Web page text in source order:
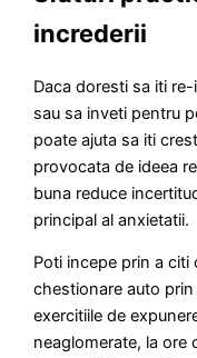
increderii
Daca doresti sa iti
sau sa inveti pentru
poate ajuta sa iti
provocata de ideea
buna reduce
principal al anxietatii.
Poti incepe prin a citi
chestionare auto prin
exercitiile de
neaglomerate, la ore